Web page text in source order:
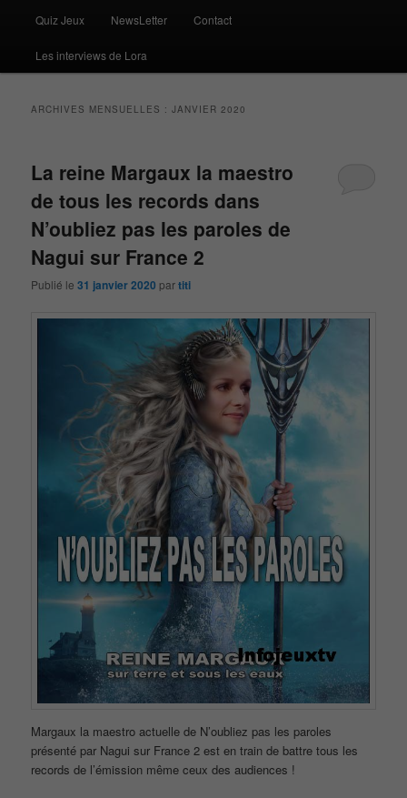
Quiz Jeux NewsLetter Contact
Les interviews de Lora
ARCHIVES MENSUELLES :JANVIER 2020
La reine Margaux la maestro
de tous les records dans
N’oubliez pas les paroles de
Nagui sur France 2
Publié le31 janvier 2020 partiti
Margaux la maestro actuelle de N’oubliez pas les paroles
présenté par Nagui sur France 2 est en train de battre tous les
records de l’émission même ceux des audiences !